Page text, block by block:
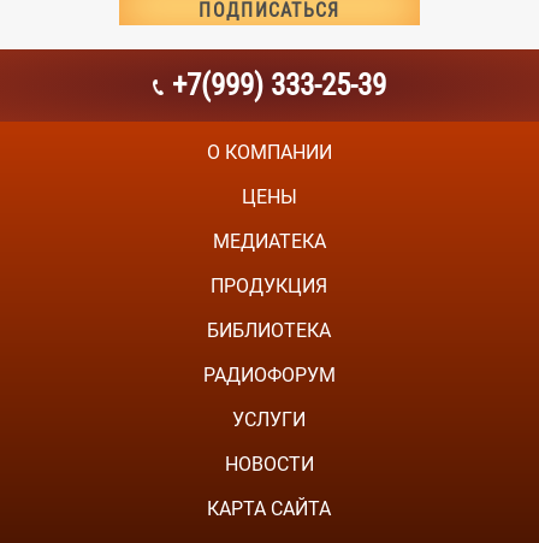
+7(999) 333-25-39
О КОМПАНИИ
ЦЕНЫ
МЕДИАТЕКА
ПРОДУКЦИЯ
БИБЛИОТЕКА
РАДИОФОРУМ
УСЛУГИ
НОВОСТИ
КАРТА САЙТА